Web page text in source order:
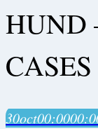
HUND
30oct00:00